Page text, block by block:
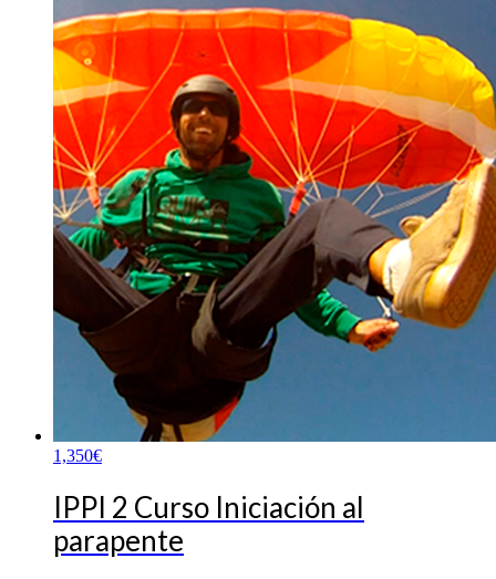
1,350€
IPPI 2 Curso Iniciación al
parapente